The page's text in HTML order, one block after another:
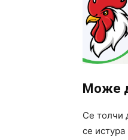
Може
Се толчи
се истура